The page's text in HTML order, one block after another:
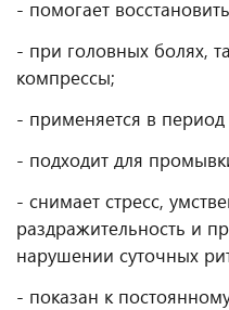
- помогает
- при головных болях,
компрессы;
- применяется в
- подходит для
- снимает стресс,
раздражительность и
нарушении суточных
- показан к